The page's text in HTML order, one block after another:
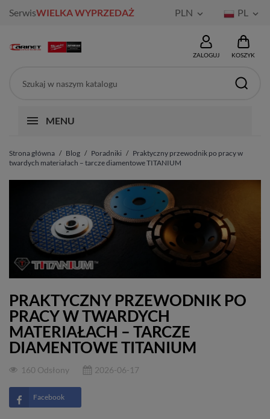
SerwisWIELKA WYPRZEDAŻ PLN  PL 
ZALOGUJ KOSZYK
MENU
Strona główna Blog Poradniki
Praktyczny przewodnik po pracy w
twardych materiałach – tarcze diamentowe TITANIUM
PRAKTYCZNY PRZEWODNIK PO
PRACY W TWARDYCH
MATERIAŁACH – TARCZE
DIAMENTOWE TITANIUM
160 Odsłony 2026-06-17
Facebook